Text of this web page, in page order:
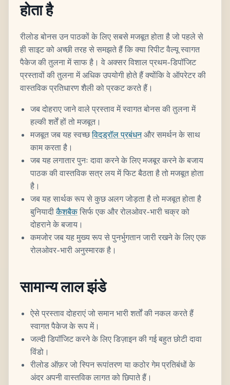
होता है
रीलोड बोनस उन पाठकों के लिए सबसे मजबूत होता है जो पहले से
ही साइट को अच्छी तरह से समझते हैं कि क्या रिपीट वैल्यू स्वागत
पैकेज की तुलना में साफ है। वे अक्सर विशाल प्रथम-डिपॉजिट
प्रस्तावों की तुलना में अधिक उपयोगी होते हैं क्योंकि वे ऑपरेटर की
वास्तविक प्रतिधारण शैली को प्रकट करते हैं।
जब दोहराए जाने वाले प्रस्ताव में स्वागत बोनस की तुलना में
हल्की शर्तें हों तो मजबूत।
मजबूत जब यह स्वच्छविदड्रॉल प्रबंधनऔर समर्थन के साथ
काम करता है।
जब यह लगातार पुनः दावा करने के लिए मजबूर करने के बजाय
पाठक की वास्तविक सत्र लय में फिट बैठता है तो मजबूत होता
है।
जब यह सार्थक रूप से कुछ अलग जोड़ता है तो मजबूत होता है
बुनियादीकैशबैकसिर्फ एक और रोलओवर-भारी चक्र को
दोहराने के बजाय।
कमजोर जब यह मुख्य रूप से पुनर्भुगतान जारी रखने के लिए एक
रोलओवर-भारी अनुस्मारक है।
सामान्य लाल झंडे
ऐसे प्रस्ताव दोहराएं जो समान भारी शर्तों की नकल करते हैं
स्वागत पैकेज के रूप में।
जल्दी डिपॉजिट करने के लिए डिज़ाइन की गई बहुत छोटी दावा
विंडो।
रीलोड ऑफ़र जो स्पिन रूपांतरण या कठोर गेम प्रतिबंधों के
अंदर अपनी वास्तविक लागत को छिपाते हैं।